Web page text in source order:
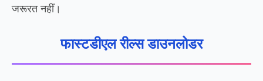
जरूरत नहीं।
फास्टडीएल रील्स डाउनलोडर